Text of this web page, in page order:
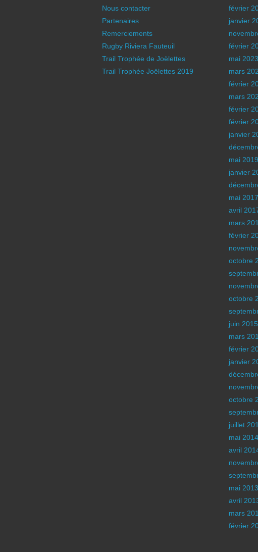
Nous contacter
Partenaires
Remerciements
Rugby Riviera Fauteuil
Trail Trophée de Joëlettes
Trail Trophée Joëlettes 2019
février
janvier
février
mai 2023
mars
février
mars
février
février
janvier
mai 2019
janvier
mai 2017
avril
mars
février
octobre
octobre
juin 2015
mars
février
janvier
octobre
juillet
mai 2014
avril
mai 2013
avril
mars
février